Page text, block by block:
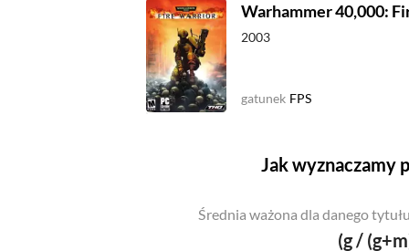
Warhammer 40,000:
2003
gatunek FPS
Jak wyznaczamy
Średnia ważona dla danego
(g /